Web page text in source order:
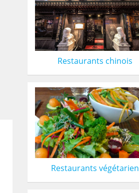
Restaurants chinois
Restaurants végétarien